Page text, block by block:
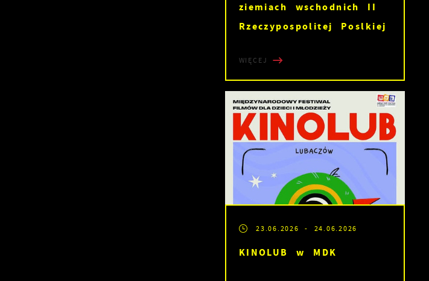
ziemiach wschodnich II
Rzeczypospolitej Poslkiej
WIĘCEJ
23.06.2026 - 24.06.2026
KINOLUB w MDK